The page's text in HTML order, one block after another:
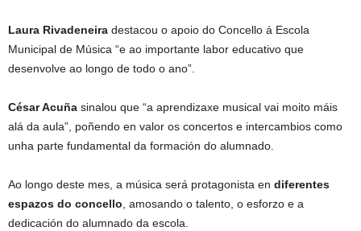
Laura Rivadeneira destacou o apoio do Concello á Escola
Municipal de Música “e ao importante labor educativo que
desenvolve ao longo de todo o ano”.
César Acuña sinalou que “a aprendizaxe musical vai moito máis
alá da aula”, poñendo en valor os concertos e intercambios como
unha parte fundamental da formación do alumnado.
Ao longo deste mes, a música será protagonista en diferentes
espazos do concello , amosando o talento, o esforzo e a
dedicación do alumnado da escola.